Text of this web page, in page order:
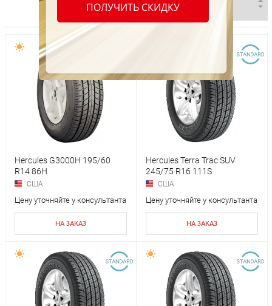
Hercules G3000H 195/60
R14 86H
США
Цену уточняйте у консультанта
НА ЗАКАЗ
Hercules Terra Trac SUV
245/75 R16 111S
США
Цену уточняйте у консультанта
НА ЗАКАЗ
ПОЛУЧИТЬ СКИДКУ